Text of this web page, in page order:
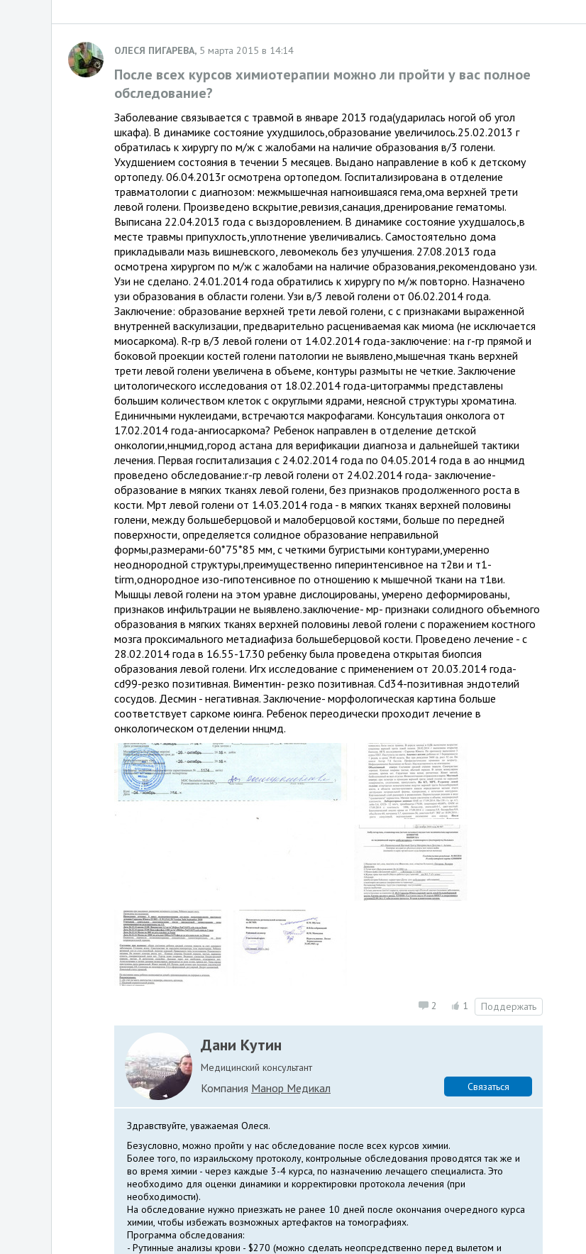
ОЛЕСЯ ПИГАРЕВА, 5 марта 2015 в 14:14
После всех курсов химиотерапии можно ли пройти у вас полное
обследование?
Заболевание связывается с травмой в январе 2013 года(ударилась ногой об угол
шкафа). В динамике состояние ухудшилось,образование увеличилось.25.02.2013 г
обратилась к хирургу по м/ж с жалобами на наличие образования в/3 голени.
Ухудшением состояния в течении 5 месяцев. Выдано направление в коб к детскому
ортопеду. 06.04.2013г осмотрена ортопедом. Госпитализирована в отделение
травматологии с диагнозом: межмышечная нагноившаяся гема,ома верхней трети
левой голени. Произведено вскрытие,ревизия,санация,дренирование гематомы.
Выписана 22.04.2013 года с выздоровлением. В динамике состояние ухудшалось,в
месте травмы припухлость,уплотнение увеличивались. Самостоятельно дома
прикладывали мазь вишневского, левомеколь без улучшения. 27.08.2013 года
осмотрена хирургом по м/ж с жалобами на наличие образования,рекомендовано узи.
Узи не сделано. 24.01.2014 года обратились к хирургу по м/ж повторно. Назначено
узи образования в области голени. Узи в/3 левой голени от 06.02.2014 года.
Заключение: образование верхней трети левой голени, с с признаками выраженной
внутренней васкулизации, предварительно расцениваемая как миома (не исключается
миосаркома). R-гр в/3 левой голени от 14.02.2014 года-заключение: на r-гр прямой и
боковой проекции костей голени патологии не выявлено,мышечная ткань верхней
трети левой голени увеличена в объеме, контуры размыты не четкие. Заключение
цитологического исследования от 18.02.2014 года-цитограммы представлены
большим количеством клеток с округлыми ядрами, неясной структуры хроматина.
Единичными нуклеидами, встречаются макрофагами. Консультация онколога от
17.02.2014 года-ангиосаркома? Ребенок направлен в отделение детской
онкологии,ннцмид,город астана для верификации диагноза и дальнейшей тактики
лечения. Первая госпитализация с 24.02.2014 года по 04.05.2014 года в ао ннцмид
проведено обследование:r-гр левой голени от 24.02.2014 года- заключение-
образование в мягких тканях левой голени, без признаков продолженного роста в
кости. Мрт левой голени от 14.03.2014 года - в мягких тканях верхней половины
голени, между большеберцовой и малоберцовой костями, больше по передней
поверхности, определяется солидное образование неправильной
формы,размерами-60*75*85 мм, с четкими бугристыми контурами,умеренно
неоднородной структуры,преимущественно гиперинтенсивное на т2ви и т1-
tirm,однородное изо-гипотенсивное по отношению к мышечной ткани на т1ви.
Мышцы левой голени на этом уравне дислоцированы, умерено деформированы,
признаков инфильтрации не выявлено.заключение- мр- признаки солидного объемного
образования в мягких тканях верхней половины левой голени с поражением костного
мозга проксимального метадиафиза большеберцовой кости. Проведено лечение - с
28.02.2014 года в 16.55-17.30 ребенку была проведена открытая биопсия
образования левой голени. Игх исследование с применением от 20.03.2014 года-
cd99-резко позитивная. Виментин- резко позитивная. Cd34-позитивная эндотелий
сосудов. Десмин - негативная. Заключение- морфологическая картина больше
соответствует саркоме юинга. Ребенок переодически проходит лечение в
онкологическом отделении ннцмд.
2 1 Поддержать
Дани Кутин
Медицинский консультант
Компания Манор Медикал Связаться
Здравствуйте, уважаемая Олеся.
Безусловно, можно пройти у нас обследование после всех курсов химии.
Более того, по израильскому протоколу, контрольные обследования проводятся так же и
во время химии - через каждые 3-4 курса, по назначению лечащего специалиста. Это
необходимо для оценки динамики и корректировки протокола лечения (при
необходимости).
На обследование нужно приезжать не ранее 10 дней после окончания очередного курса
химии, чтобы избежать возможных артефактов на томографиях.
Программа обследования:
- Рутинные анализы крови - $270 (можно сделать неопсредственно перед вылетом и